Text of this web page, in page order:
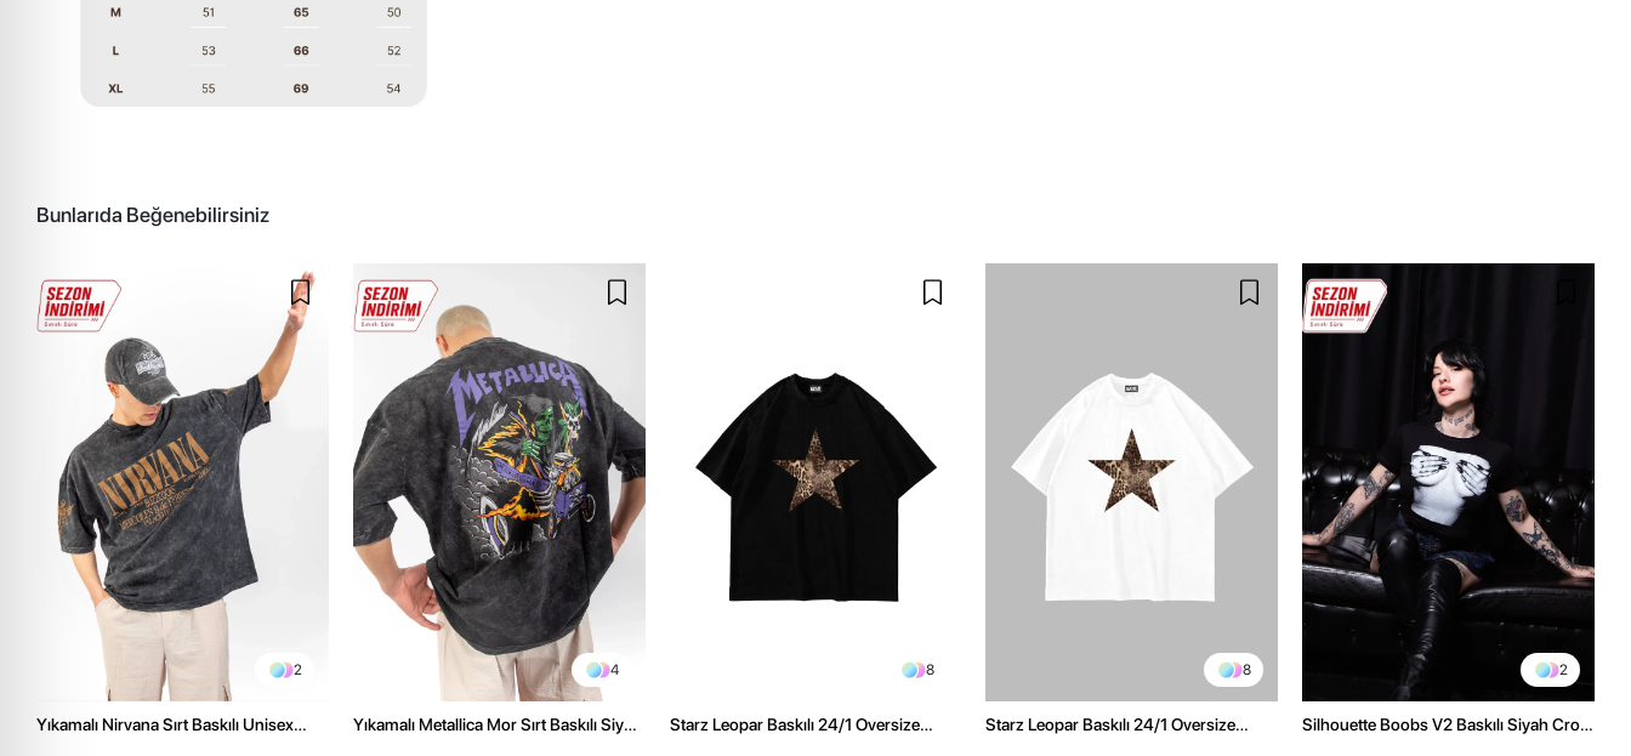
Bunlarıda Beğenebilirsiniz
2
Yıkamalı Nirvana Sırt Baskılı Unisex
4
Yıkamalı Metallica Mor Sırt Baskılı Siyah
8
Starz Leopar Baskılı 24/1 Oversize
8
Starz Leopar Baskılı 24/1 Oversize
2
Silhouette Boobs V2 Baskılı Siyah Crop